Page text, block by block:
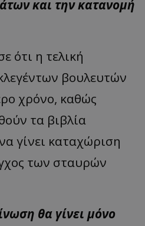
και την κατανομή
ότι η τελική
βουλευτών
χρόνο, καθώς
τα βιβλία
γίνει καταχώριση
των σταυρών
θα γίνει μόνο